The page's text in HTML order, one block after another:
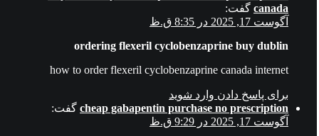
canada گفت:
آگوست 17, 2025 در 8:35 ق.ظ
ordering flexeril cyclobenzaprine buy dublin
how to order flexeril cyclobenzaprine canada internet
برای پاسخ دادن وارد شوید
cheap gabapentin purchase no prescription گفت:
آگوست 17, 2025 در 9:29 ق.ظ